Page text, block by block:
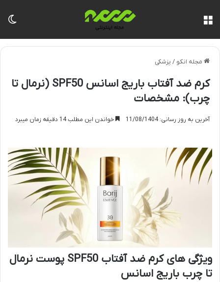
مجله انکو / پزشکی
کرم ضد آفتاب باریج اسانس SPF50 (نرمال تا
چرب): مشخصات
آخرین به روز رسانی: 11/08/1404 خواندن این مطلب 14 دقیقه زمان میبرد
ویژگی های کرم ضد آفتاب SPF50 پوست نرمال
تا چرب باریج اسانس